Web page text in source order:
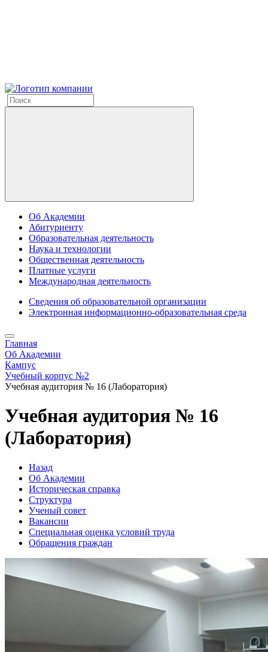
Об Академии
Абитуриенту
Образовательная деятельность
Наука и технологии
Общественная деятельность
Платные услуги
Международная деятельность
Сведения об образовательной организации
Электронная информационно-образовательная среда
Главная
Об Академии
Кампус
Учебный корпус №2
Учебная аудитория № 16 (Лаборатория)
Учебная аудитория № 16
(Лаборатория)
Назад
Об Академии
Историческая справка
Структура
Ученый совет
Вакансии
Специальная оценка условий труда
Обращения граждан